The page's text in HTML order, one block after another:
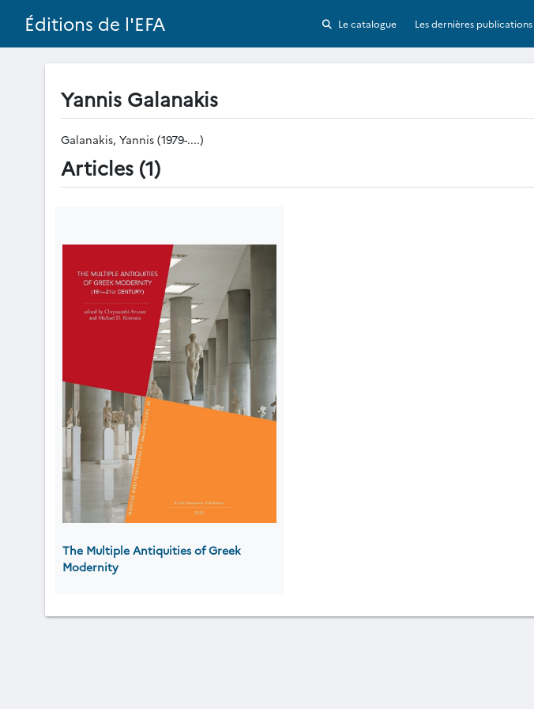
Éditions de l'EFA Le catalogue Les dernières publications
Yannis Galanakis
Galanakis, Yannis (1979-....)
Articles (1)
The Multiple Antiquities of Greek
Modernity